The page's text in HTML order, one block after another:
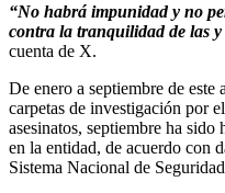
“No habrá impunidad y no
contra la tranquilidad de las y
cuenta de X.
De enero a septiembre de este
carpetas de investigación por
asesinatos, septiembre ha sido
en la entidad, de acuerdo con
Sistema Nacional de